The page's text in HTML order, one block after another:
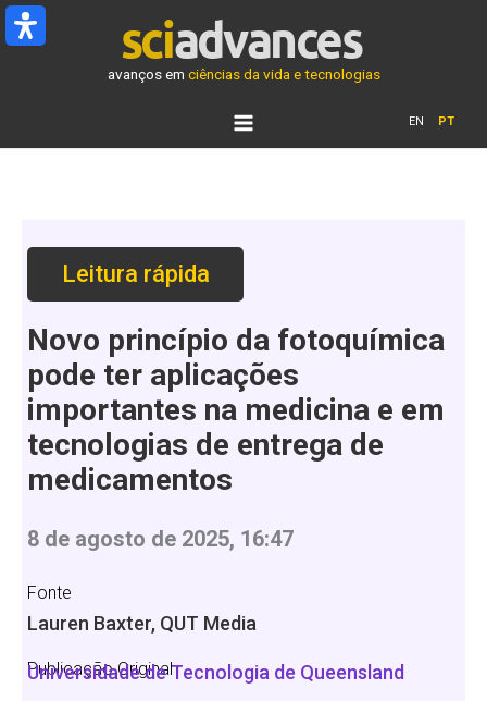
Ir
para
avanços em ciências da vida e tecnologias
EN PT
Leitura rápida
Novo princípio da fotoquímica
pode ter aplicações
importantes na medicina e em
tecnologias de entrega de
medicamentos
8 de agosto de 2025, 16:47
Fonte
Lauren Baxter, QUT Media
Publicação Original
Universidade de Tecnologia de Queensland